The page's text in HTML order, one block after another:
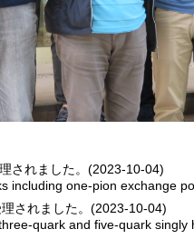
されました。(2023-10-04)
including one-pion exchange
されました。(2023-10-04)
quark and five-quark